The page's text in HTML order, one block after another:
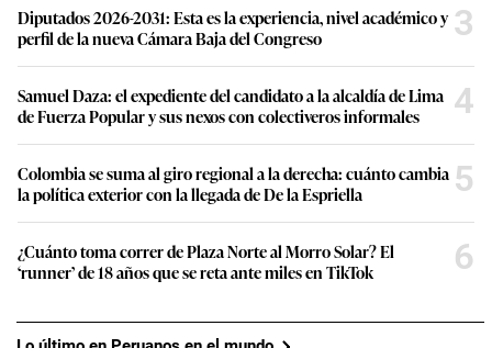
Diputados 2026-2031: Esta es la experiencia, nivel académico y
perfil de la nueva Cámara Baja del Congreso
3
Samuel Daza: el expediente del candidato a la alcaldía de Lima
de Fuerza Popular y sus nexos con colectiveros informales
4
Colombia se suma al giro regional a la derecha: cuánto cambia
la política exterior con la llegada de De la Espriella
5
¿Cuánto toma correr de Plaza Norte al Morro Solar? El
‘runner’ de 18 años que se reta ante miles en TikTok
6